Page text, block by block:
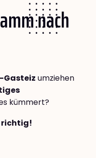
nach
Gasteiz umziehen
kümmert?
richtig!